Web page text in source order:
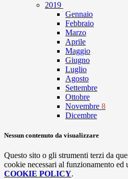
2019
Gennaio
Febbraio
Marzo
Aprile
Maggio
Giugno
Luglio
Agosto
Settembre
Ottobre
Novembre 8
Dicembre
Nessun contenuto da visualizzare
Questo sito o gli strumenti terzi da
cookie necessari al funzionamento
COOKIE POLICY.